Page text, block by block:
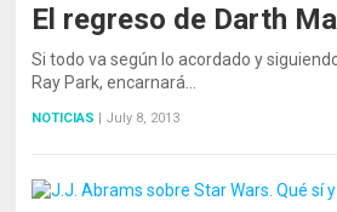
El regreso de Darth
Si todo va según lo acordado y
Ray Park, encarnará…
NOTICIAS | July 8, 2013